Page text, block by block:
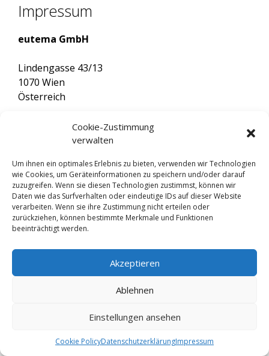
Cookie-Zustimmung
verwalten
Um ihnen ein optimales Erlebnis zu bieten, verwenden wir Technologien
wie Cookies, um Geräteinformationen zu speichern und/oder darauf
zuzugreifen. Wenn sie diesen Technologien zustimmst, können wir
Daten wie das Surfverhalten oder eindeutige IDs auf dieser Website
verarbeiten. Wenn sie ihre Zustimmung nicht erteilen oder
zurückziehen, können bestimmte Merkmale und Funktionen
beeinträchtigt werden.
Akzeptieren
Ablehnen
Einstellungen ansehen
Cookie PolicyDatenschutzerklärungImpressum
Impressum
eutema GmbH
Lindengasse 43/13
1070 Wien
Österreich
T +43 (0) 1 524 53 16
F +43 (0) 1 524 53 16
Allgemeine Geschäftsbedingungen
eutema Konzept für Gleichberechtigung der
Geschlechter
Impressum Datenschutzerklärung